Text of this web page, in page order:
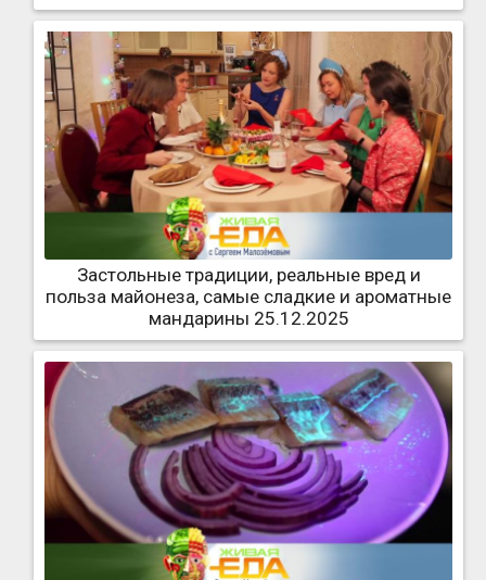
Застольные традиции, реальные вред и
польза майонеза, самые сладкие и ароматные
мандарины 25.12.2025